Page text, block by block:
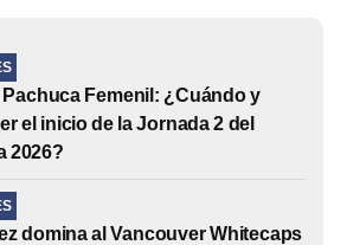
Femenil: ¿Cuándo y
el inicio de la Jornada 2 del
2026?
domina al Vancouver Whitecaps